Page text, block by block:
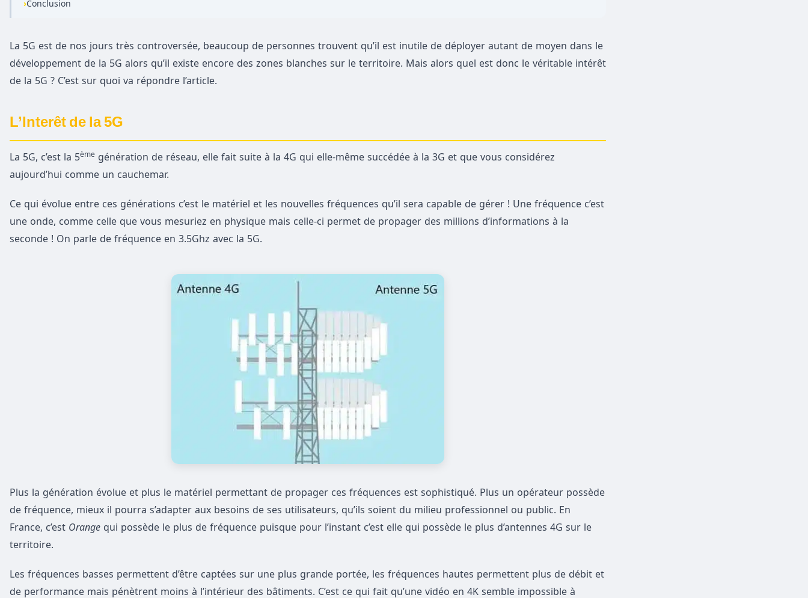
›Conclusion
La 5G est de nos jours très controversée, beaucoup de personnes trouvent qu’il est inutile de déployer autant de moyen dans le
développement de la 5G alors qu’il existe encore des zones blanches sur le territoire. Mais alors quel est donc le véritable intérêt
de la 5G ? C’est sur quoi va répondre l’article.
L’Interêt de la 5G
La 5G, c’est la 5ème génération de réseau, elle fait suite à la 4G qui elle-même succédée à la 3G et que vous considérez
aujourd’hui comme un cauchemar.
Ce qui évolue entre ces générations c’est le matériel et les nouvelles fréquences qu’il sera capable de gérer ! Une fréquence c’est
une onde, comme celle que vous mesuriez en physique mais celle-ci permet de propager des millions d’informations à la
seconde ! On parle de fréquence en 3.5Ghz avec la 5G.
Plus la génération évolue et plus le matériel permettant de propager ces fréquences est sophistiqué. Plus un opérateur possède
de fréquence, mieux il pourra s’adapter aux besoins de ses utilisateurs, qu’ils soient du milieu professionnel ou public. En
France, c’est Orange qui possède le plus de fréquence puisque pour l’instant c’est elle qui possède le plus d’antennes 4G sur le
territoire.
Les fréquences basses permettent d’être captées sur une plus grande portée, les fréquences hautes permettent plus de débit et
de performance mais pénètrent moins à l’intérieur des bâtiments. C’est ce qui fait qu’une vidéo en 4K semble impossible à